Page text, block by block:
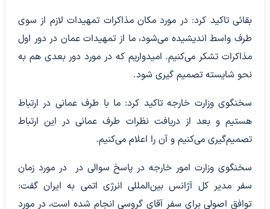
بقائی تاکید کرد: در مورد مکان مذاکرات تمهیدات لازم از سوی
طرف واسط اندیشیده می‌شود، ما از تمهیدات عمان در دور اول
مذاکرات تشکر می‌کنیم. امیدواریم که در مورد دور بعدی هم به
نحو شایسته تصمیم گیری شود.
سخنگوی وزارت خارجه تاکید کرد: ما با طرف عمانی در ارتباط
هستیم و بعد از دریافت نظرات طرف عمانی در این ارتباط
تصمیم‌گیری می‌کنیم و آن را اعلام می‌کنیم.
سخنگوی وزارت امور خارجه در پاسخ سوالی در در مورد زمان
سفر مدیر کل آژانس بین‌المللی انرژی اتمی به ایران گفت:
توافق اصولی برای سفر آقای گروسی انجام شده است، در مورد